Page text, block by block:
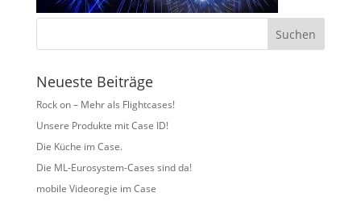
Neueste Beiträge
Rock on – Mehr als Flightcases!
Unsere Produkte mit Case ID!
Die Küche im Case.
Die ML-Eurosystem-Cases sind da!
mobile Videoregie im Case